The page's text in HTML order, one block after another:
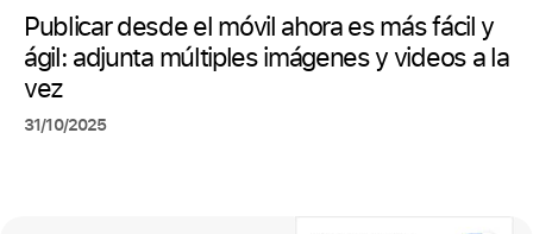
Publicar desde el móvil ahora es más fácil y
ágil: adjunta múltiples imágenes y videos a la
vez
31/10/2025